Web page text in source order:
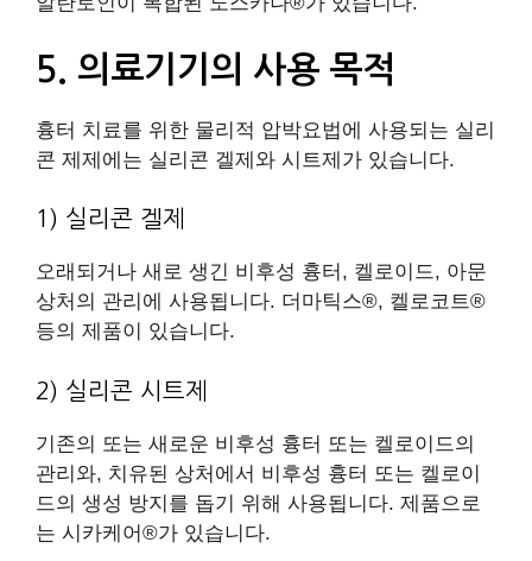
5. 의료기기의 사용 목적
흉터 치료를 위한 물리적 압박요법에 사용되는 실리
콘 제제에는 실리콘 겔제와 시트제가 있습니다.
1) 실리콘 겔제
오래되거나 새로 생긴 비후성 흉터, 켈로이드, 아문
상처의 관리에 사용됩니다. 더마틱스®, 켈로코트®
등의 제품이 있습니다.
2) 실리콘 시트제
기존의 또는 새로운 비후성 흉터 또는 켈로이드의
관리와, 치유된 상처에서 비후성 흉터 또는 켈로이
드의 생성 방지를 돕기 위해 사용됩니다. 제품으로
는 시카케어®가 있습니다.